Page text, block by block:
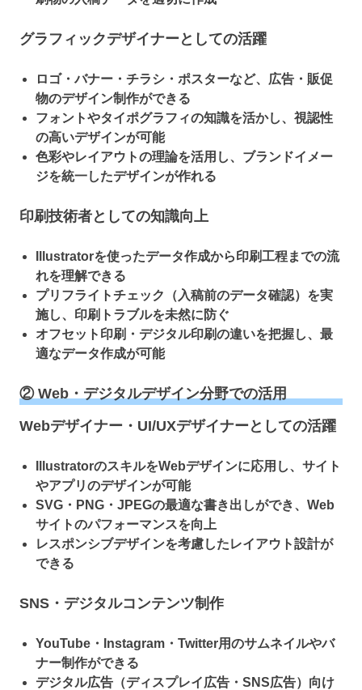
グラフィックデザイナーとしての活躍
ロゴ・バナー・チラシ・ポスターなど、広告・販促
物のデザイン制作ができる
フォントやタイポグラフィの知識を活かし、視認性
の高いデザインが可能
色彩やレイアウトの理論を活用し、ブランドイメー
ジを統一したデザインが作れる
印刷技術者としての知識向上
Illustratorを使ったデータ作成から印刷工程までの流
れを理解できる
プリフライトチェック（入稿前のデータ確認）を実
施し、印刷トラブルを未然に防ぐ
オフセット印刷・デジタル印刷の違いを把握し、最
適なデータ作成が可能
② Web・デジタルデザイン分野での活用
Webデザイナー・UI/UXデザイナーとしての活躍
IllustratorのスキルをWebデザインに応用し、サイト
やアプリのデザインが可能
SVG・PNG・JPEGの最適な書き出しができ、Web
サイトのパフォーマンスを向上
レスポンシブデザインを考慮したレイアウト設計が
できる
SNS・デジタルコンテンツ制作
YouTube・Instagram・Twitter用のサムネイルやバ
ナー制作ができる
デジタル広告（ディスプレイ広告・SNS広告）向け